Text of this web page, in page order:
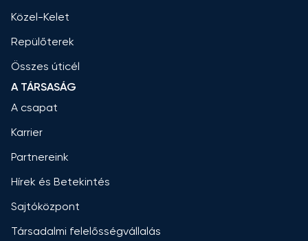
Közel-Kelet
Repülőterek
Összes úticél
A TÁRSASÁG
A csapat
Karrier
Partnereink
Hírek és Betekintés
Sajtóközpont
Társadalmi felelősségvállalás